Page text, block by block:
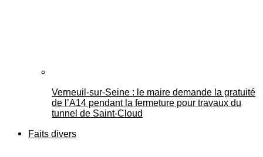
Verneuil-sur-Seine : le maire demande la gratuité
de l’A14 pendant la fermeture pour travaux du
tunnel de Saint-Cloud
Faits divers